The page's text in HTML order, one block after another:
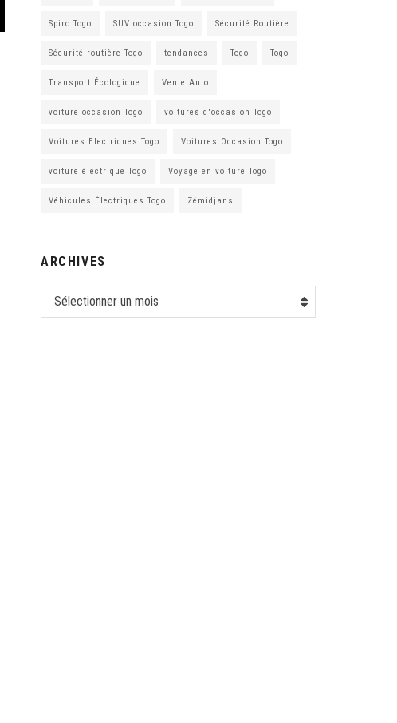
Spiro Togo SUV occasion Togo Sécurité Routière
Sécurité routière Togo tendances Togo Togo
Transport Écologique Vente Auto
voiture occasion Togo voitures d'occasion Togo
Voitures Electriques Togo Voitures Occasion Togo
voiture électrique Togo Voyage en voiture Togo
Véhicules Électriques Togo Zémidjans
ARCHIVES
Sélectionner un mois